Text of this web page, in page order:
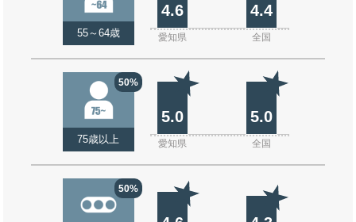
55～64歳
4.6 4.4
愛知県 全国
50%
75歳以上
5.0 5.0
愛知県 全国
50%